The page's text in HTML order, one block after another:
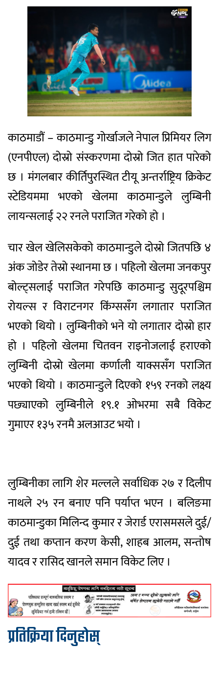
काठमाडौं – काठमान्डु गोर्खाजले नेपाल प्रिमियर लिग
(एनपीएल) दोस्रो संस्करणमा दोस्रो जित हात पारेको
छ । मंगलबार कीर्तिपुरस्थित टीयू अन्तर्राष्ट्रिय क्रिकेट
स्टेडियममा भएको खेलमा काठमान्डुले लुम्बिनी
लायन्सलाई २२ रनले पराजित गरेको हो ।
चार खेल खेलिसकेको काठमान्डुले दोस्रो जितपछि ४
अंक जोडेर तेस्रो स्थानमा छ । पहिलो खेलमा जनकपुर
बोल्ट्सलाई पराजित गरेपछि काठमान्डु सुदूरपश्चिम
रोयल्स र विराटनगर किंग्ससँग लगातार पराजित
भएको थियो । लुम्बिनीको भने यो लगातार दोस्रो हार
हो । पहिलो खेलमा चितवन राइनोजलाई हराएको
लुम्बिनी दोस्रो खेलमा कर्णाली याक्ससँग पराजित
भएको थियो । काठमान्डुले दिएको १५९ रनको लक्ष्य
पछ्याएको लुम्बिनीले १९.१ ओभरमा सबै विकेट
गुमाएर १३५ रनमै अलआउट भयो ।
लुम्बिनीका लागि शेर मल्लले सर्वाधिक २७ र दिलीप
नाथले २५ रन बनाए पनि पर्याप्त भएन । बलिङमा
काठमान्डुका मिलिन्द कुमार र जेरार्ड एरासमसले दुई/
दुई तथा कप्तान करण केसी, शाहब आलम, सन्तोष
यादव र रासिद खानले समान विकेट लिए ।
प्रतिक्रिया दिनुहोस्